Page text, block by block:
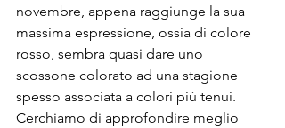
novembre, appena raggiunge la sua
massima espressione, ossia di colore
rosso, sembra quasi dare uno
scossone colorato ad una stagione
spesso associata a colori più tenui.
Cerchiamo di approfondire meglio